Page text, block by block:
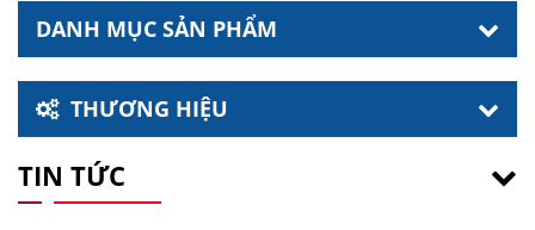
DANH MỤC SẢN PHẨM
THƯƠNG HIỆU
TIN TỨC